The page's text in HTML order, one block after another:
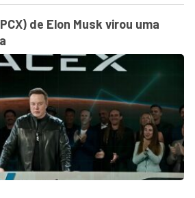
de Elon Musk virou uma